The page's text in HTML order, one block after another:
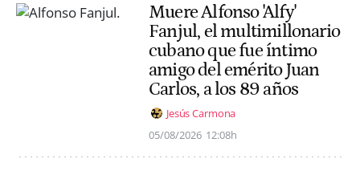
Muere Alfonso 'Alfy'
Fanjul, el multimillonario
cubano que fue íntimo
amigo del emérito Juan
Carlos, a los 89 años
Jesús Carmona
05/08/2026 12:08h